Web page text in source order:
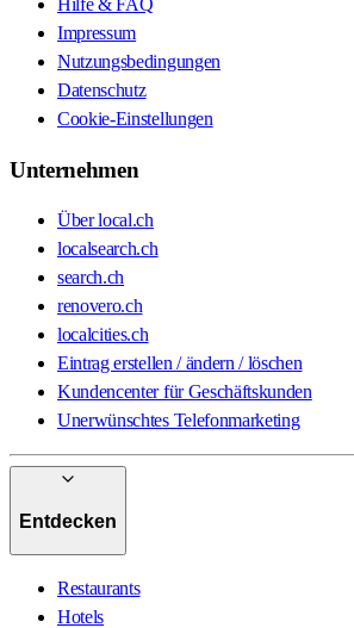
Hilfe & FAQ
Impressum
Nutzungsbedingungen
Datenschutz
Cookie-Einstellungen
Unternehmen
Über local.ch
localsearch.ch
search.ch
renovero.ch
localcities.ch
Eintrag erstellen / ändern / löschen
Kundencenter für Geschäftskunden
Unerwünschtes Telefonmarketing
Entdecken
Restaurants
Hotels